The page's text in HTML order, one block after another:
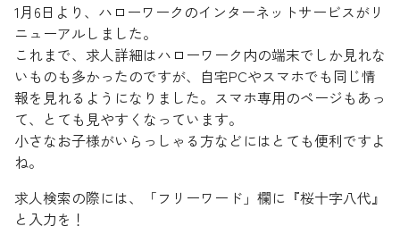
1月6日より、ハローワークのインターネットサービスがリ
ニューアルしました。
これまで、求人詳細はハローワーク内の端末でしか見れな
いものも多かったのですが、自宅PCやスマホでも同じ情
報を見れるようになりました。スマホ専用のページもあっ
て、とても見やすくなっています。
小さなお子様がいらっしゃる方などにはとても便利ですよ
ね。
求人検索の際には、「フリーワード」欄に『桜十字八代』
と入力を！